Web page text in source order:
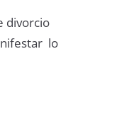
divorcio
lo